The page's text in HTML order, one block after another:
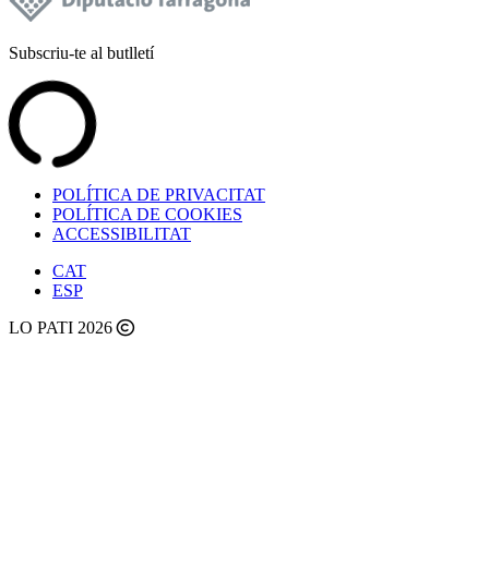
Subscriu-te al butlletí
POLÍTICA DE PRIVACITAT
POLÍTICA DE COOKIES
ACCESSIBILITAT
CAT
ESP
LO PATI 2026